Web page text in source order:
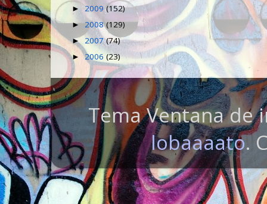
► 2009(152)
► 2008(129)
► 2007(74)
►2006 (23)
Tema Ventana de
lobaaaato.